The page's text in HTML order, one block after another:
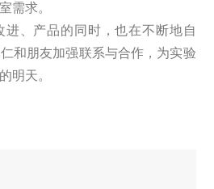
需求。
、产品的同时，也在不断地自
和朋友加强联系与合作，为实验
明天。